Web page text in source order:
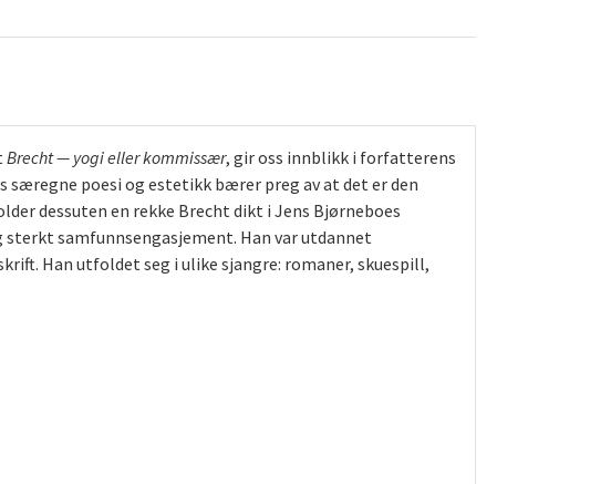
Brecht — yogi eller kommissær, gir oss innblikk i forfatterens
poesi og estetikk bærer preg av at det er den
dessuten en rekke Brecht dikt i Jens Bjørneboes
samfunnsengasjement. Han var utdannet
Han utfoldet seg i ulike sjangre: romaner, skuespill,